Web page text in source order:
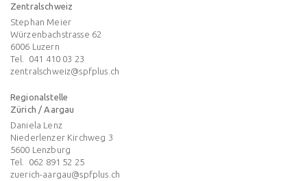
Zentralschweiz
Stephan Meier
Würzenbachstrasse 62
6006 Luzern
Tel.
041 410 03 23
zentralschweiz@spfplus.ch
Regionalstelle
Zürich / Aargau
Daniela Lenz
Niederlenzer Kirchweg 3
5600 Lenzburg
Tel.
062 891 52 25
zuerich-aargau@spfplus.ch